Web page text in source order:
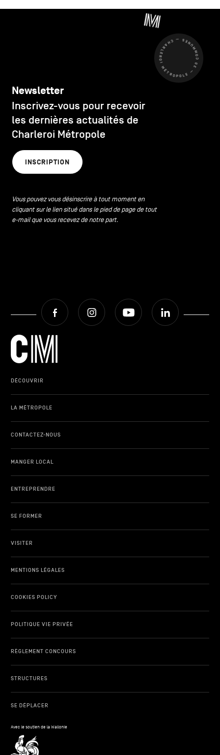
CHARLEROI MÉTROPOLE — 30 COMMUNES —
Newsletter
Inscrivez-vous pour recevoir
les dernières actualités de
Charleroi Métropole
INSCRIPTION
Vous pouvez vous désinscrire à tout moment en
cliquant sur le lien situé dans le pied de page de tout
e-mail que vous recevez de notre part.
Facebook Instagram Youtube
DÉCOUVRIR
LA MÉTROPOLE
CONTACTEZ-NOUS
MANGER LOCAL
ENTREPRENDRE
SE FORMER
VISITER
MENTIONS LÉGALES
COOKIES POLICY
POLITIQUE VIE PRIVÉE
RÈGLEMENT CONCOURS
STRUCTURES
SE DÉPLACER
Avec le soutien de la Wallonie